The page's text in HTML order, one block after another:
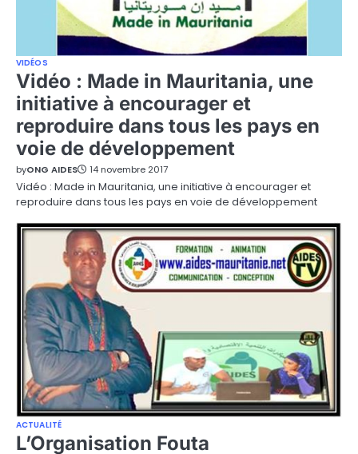
VIDÉOS
Vidéo : Made in Mauritania, une
initiative à encourager et
reproduire dans tous les pays en
voie de développement
byONG AIDES 14 novembre 2017
Vidéo : Made in Mauritania, une initiative à encourager et
reproduire dans tous les pays en voie de développement
ACTUALITÉ
L’Organisation Fouta